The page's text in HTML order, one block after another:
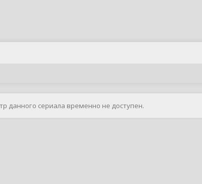
данного сериала временно не доступен.